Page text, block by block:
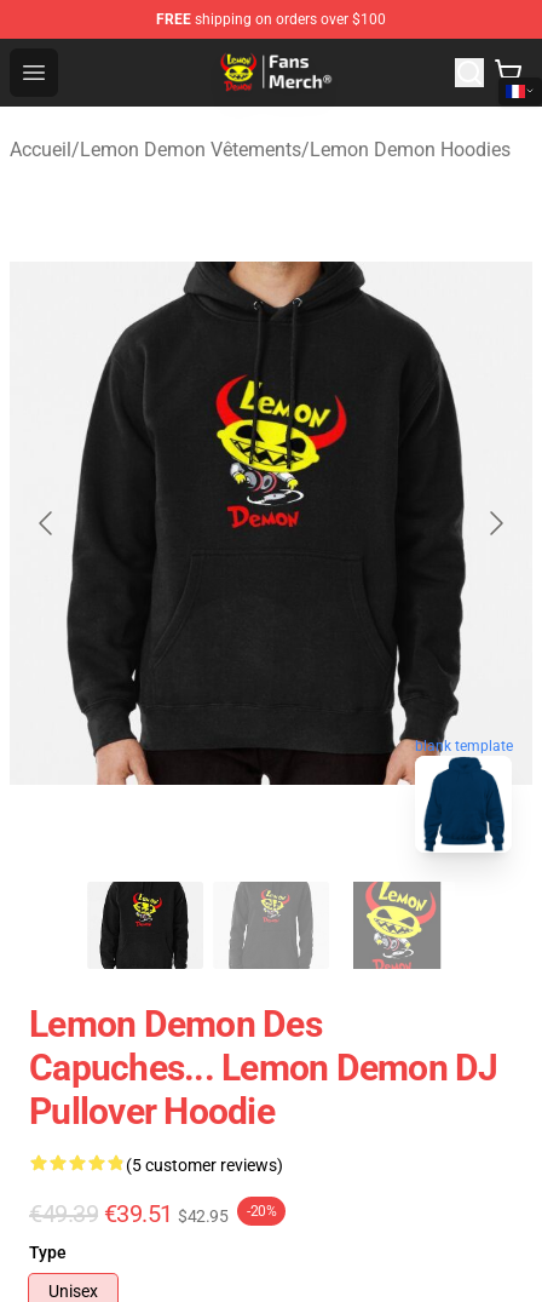
FREE shipping on orders over $100
Open menu
Lemon Demon Store - Official Lemon Demon
Accueil/Lemon Demon Vêtements/Lemon Demon Hoodies
blank template
Lemon Demon Des
Capuches... Lemon Demon DJ
Pullover Hoodie
(5 customer reviews)
€49.39 €39.51 $42.95 -20%
Type
Unisex